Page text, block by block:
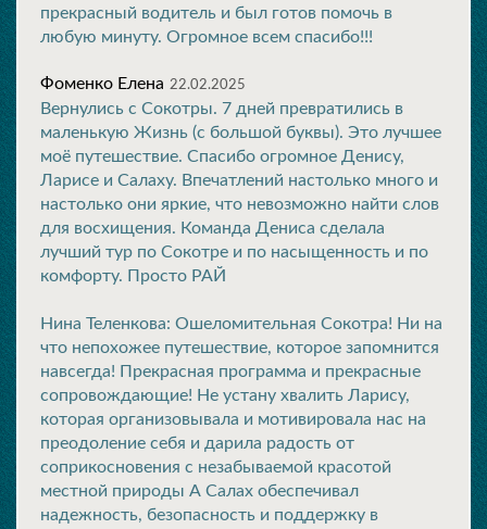
прекрасный водитель и был готов помочь в
любую минуту. Огромное всем спасибо!!!
Фоменко Елена 22.02.2025
Вернулись с Сокотры. 7 дней превратились в
маленькую Жизнь (с большой буквы). Это лучшее
моё путешествие. Спасибо огромное Денису,
Ларисе и Салаху. Впечатлений настолько много и
настолько они яркие, что невозможно найти слов
для восхищения. Команда Дениса сделала
лучший тур по Сокотре и по насыщенность и по
комфорту. Просто РАЙ
Нина Теленкова: Ошеломительная Сокотра! Ни на
что непохожее путешествие, которое запомнится
навсегда! Прекрасная программа и прекрасные
сопровождающие! Не устану хвалить Ларису,
которая организовывала и мотивировала нас на
преодоление себя и дарила радость от
соприкосновения с незабываемой красотой
местной природы А Салах обеспечивал
надежность, безопасность и поддержку в